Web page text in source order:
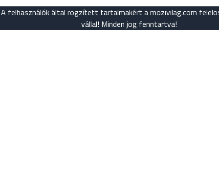
A felhasználók által rögzített tartalmakért a mozivilag.com
vállal! Minden jog fenntartva!